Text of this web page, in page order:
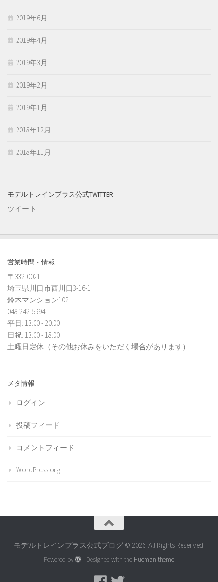
2019年6月
2019年4月
2019年3月
2019年2月
2019年1月
2018年12月
2018年11月
モデルトレインプラス公式TWITTER
ツイート
営業時間・情報
〒332-0021
埼玉県川口市西川口3-16-1
鈴木マンション102
048-242-5994
平日: 13:00 - 20:00
日祝: 13:00 - 18:00
土曜日定休（その他お休みをいただく場合があります）
メタ情報
ログイン
投稿フィード
コメントフィード
WordPress.org
モデルトレインプラス公式ブログ © 2026. All Rights Reserved.
Powered by - Designed with the Hueman theme